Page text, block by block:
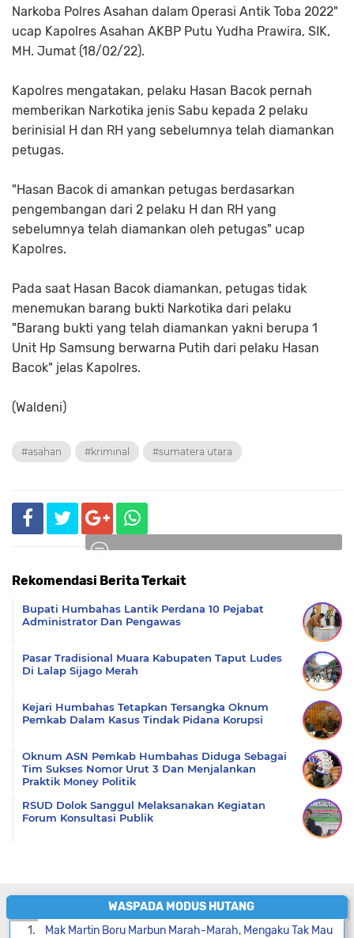
Narkoba Polres Asahan dalam Operasi Antik Toba 2022"
ucap Kapolres Asahan AKBP Putu Yudha Prawira, SIK,
MH. Jumat (18/02/22).
Kapolres mengatakan, pelaku Hasan Bacok pernah
memberikan Narkotika jenis Sabu kepada 2 pelaku
berinisial H dan RH yang sebelumnya telah diamankan
petugas.
"Hasan Bacok di amankan petugas berdasarkan
pengembangan dari 2 pelaku H dan RH yang
sebelumnya telah diamankan oleh petugas" ucap
Kapolres.
Pada saat Hasan Bacok diamankan, petugas tidak
menemukan barang bukti Narkotika dari pelaku
"Barang bukti yang telah diamankan yakni berupa 1
Unit Hp Samsung berwarna Putih dari pelaku Hasan
Bacok" jelas Kapolres.
(Waldeni)
#asahan #kriminal #sumatera utara
Rekomendasi Berita Terkait
Bupati Humbahas Lantik Perdana 10 Pejabat
Administrator Dan Pengawas
Pasar Tradisional Muara Kabupaten Taput Ludes
Di Lalap Sijago Merah
Kejari Humbahas Tetapkan Tersangka Oknum
Pemkab Dalam Kasus Tindak Pidana Korupsi
Oknum ASN Pemkab Humbahas Diduga Sebagai
Tim Sukses Nomor Urut 3 Dan Menjalankan
Praktik Money Politik
RSUD Dolok Sanggul Melaksanakan Kegiatan
Forum Konsultasi Publik
WASPADA MODUS HUTANG
Mak Martin Boru Marbun Marah-Marah, Mengaku Tak Mau